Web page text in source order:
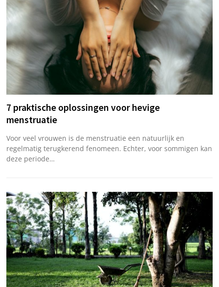
7 praktische oplossingen voor hevige
menstruatie
Voor veel vrouwen is de menstruatie een natuurlijk en
regelmatig terugkerend fenomeen. Echter, voor sommigen kan
deze periode…